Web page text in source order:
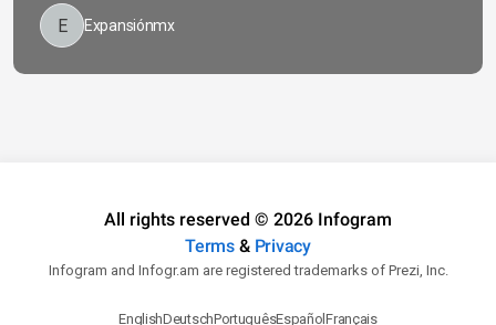
Expansiónmx
All rights reserved © 2026 Infogram
Terms& Privacy
Infogram and Infogr.am are registered trademarks of Prezi, Inc.
EnglishDeutschPortuguêsEspañolFrançais